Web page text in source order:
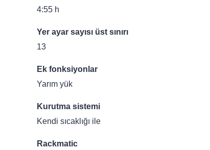
4:55 h
Yer ayar sayısı üst sınırı
13
Ek fonksiyonlar
Yarım yük
Kurutma sistemi
Kendi sıcaklığı ile
Rackmatic